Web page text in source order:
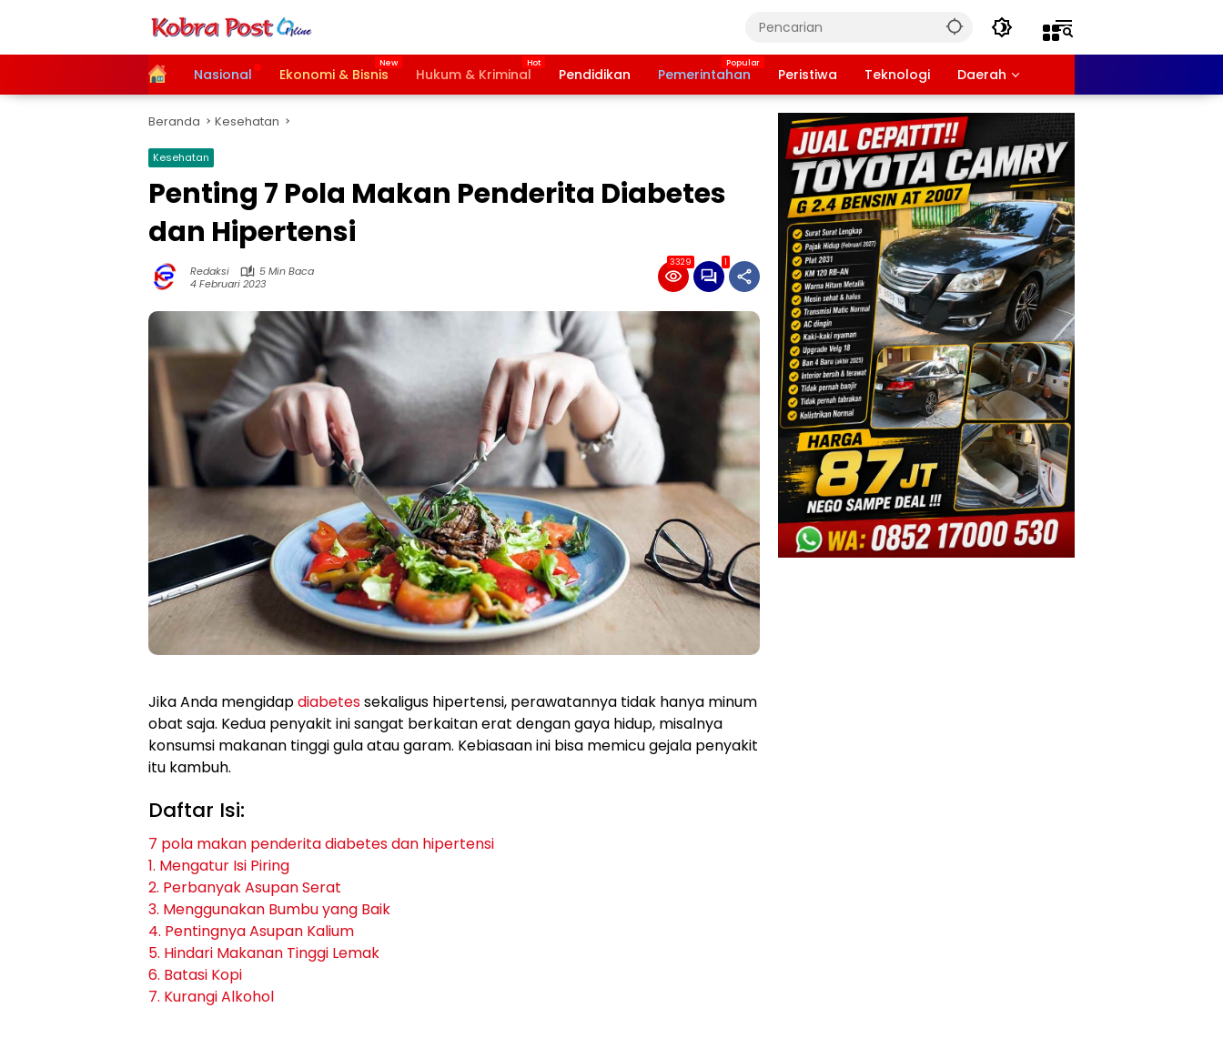
HomeNasional Ekonomi & Bisnis Hukum & Kriminal Pendidikan Pemerintahan Peristiwa Teknologi Daerah
Beranda Kesehatan
Kesehatan
Penting 7 Pola Makan Penderita Diabetes
dan Hipertensi
Redaksi
5 Min Baca
4 Februari 2023
3329 1
Jika Anda mengidapdiabetessekaligus hipertensi, perawatannya tidak hanya minum
obat saja. Kedua penyakit ini sangat berkaitan erat dengan gaya hidup, misalnya
konsumsi makanan tinggi gula atau garam. Kebiasaan ini bisa memicu gejala penyakit
itu kambuh.
Daftar Isi:
7 pola makan penderita diabetes dan hipertensi
1. Mengatur Isi Piring
2. Perbanyak Asupan Serat
3. Menggunakan Bumbu yang Baik
4. Pentingnya Asupan Kalium
5. Hindari Makanan Tinggi Lemak
6. Batasi Kopi
7. Kurangi Alkohol